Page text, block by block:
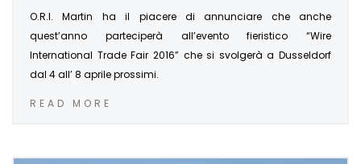
O.R.I. Martin ha il piacere di annunciare che anche
quest’anno parteciperà all’evento fieristico “Wire
International Trade Fair 2016” che si svolgerà a Dusseldorf
dal 4 all’ 8 aprile prossimi.
READ MORE